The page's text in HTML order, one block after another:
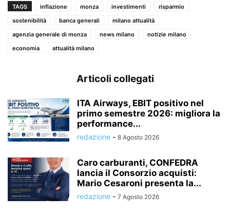
TAGS inflazione monza investimenti
risparmio
sostenibilità
banca generali
milano attualità
agenzia generale di monza
news milano
notizie milano
economia
attualità milano
Articoli collegati
ITA Airways, EBIT positivo nel
primo semestre 2026: migliora la
performance...
redazione - 8 Agosto 2026
Caro carburanti, CONFEDRA
lancia il Consorzio acquisti:
Mario Cesaroni presenta la...
redazione - 7 Agosto 2026